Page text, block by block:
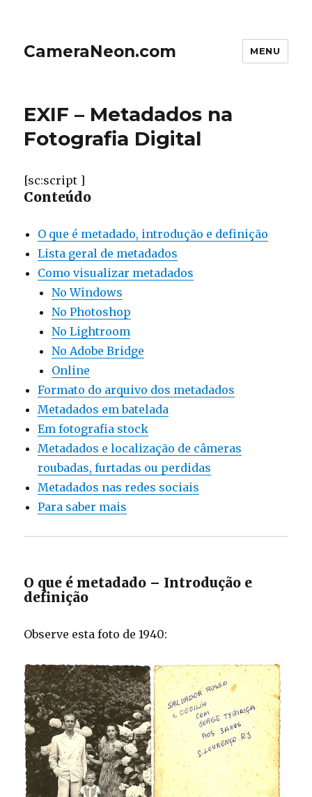
CameraNeon.com MENU
EXIF – Metadados na
Fotografia Digital
[sc:script ]
Conteúdo
O que é metadado, introdução e definição
Lista geral de metadados
Como visualizar metadados
No Windows
No Photoshop
No Lightroom
No Adobe Bridge
Online
Formato do arquivo dos metadados
Metadados em batelada
Em fotografia stock
Metadados e localização de câmeras
roubadas, furtadas ou perdidas
Metadados nas redes sociais
Para saber mais
O que é metadado – Introdução e
definição
Observe esta foto de 1940: